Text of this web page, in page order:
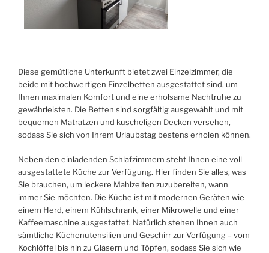
Diese gemütliche Unterkunft bietet zwei Einzelzimmer, die
beide mit hochwertigen Einzelbetten ausgestattet sind, um
Ihnen maximalen Komfort und eine erholsame Nachtruhe zu
gewährleisten. Die Betten sind sorgfältig ausgewählt und mit
bequemen Matratzen und kuscheligen Decken versehen,
sodass Sie sich von Ihrem Urlaubstag bestens erholen können.
Neben den einladenden Schlafzimmern steht Ihnen eine voll
ausgestattete Küche zur Verfügung. Hier finden Sie alles, was
Sie brauchen, um leckere Mahlzeiten zuzubereiten, wann
immer Sie möchten. Die Küche ist mit modernen Geräten wie
einem Herd, einem Kühlschrank, einer Mikrowelle und einer
Kaffeemaschine ausgestattet. Natürlich stehen Ihnen auch
sämtliche Küchenutensilien und Geschirr zur Verfügung – vom
Kochlöffel bis hin zu Gläsern und Töpfen, sodass Sie sich wie